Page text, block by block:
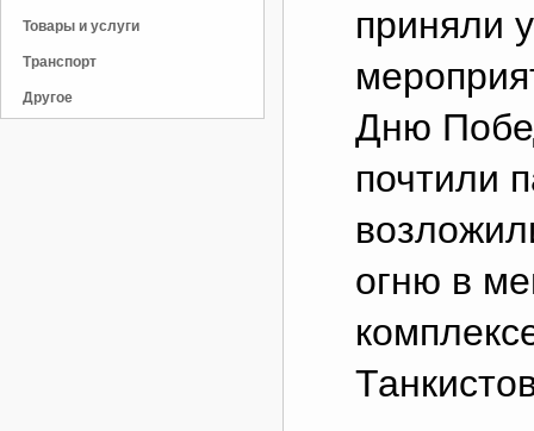
Товары и услуги
Транспорт
Другое
приняли
Дню
почтили
огню в